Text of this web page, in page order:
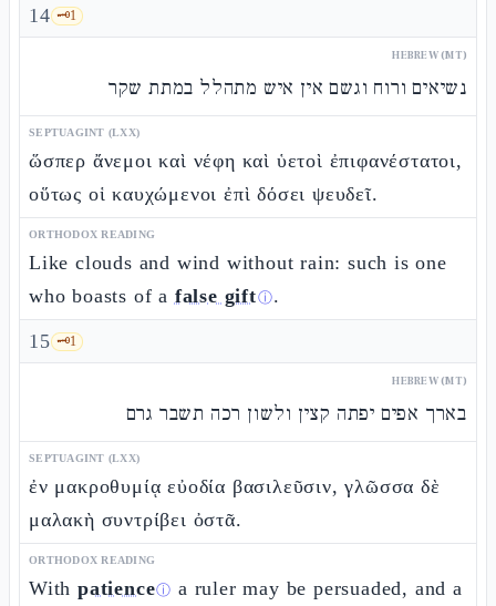
14 🗝️1
HEBREW (MT)
נשיאים ורוח וגשם אין איש מתהלל במתת שקר
SEPTUAGINT (LXX)
ὥσπερ ἄνεμοι καὶ νέφη καὶ ὑετοὶ ἐπιφανέστατοι,
οὕτως οἱ καυχώμενοι ἐπὶ δόσει ψευδεῖ.
ORTHODOX READING
Like clouds and wind without rain: such is one
who boasts of a false giftⓘ.
15 🗝️1
HEBREW (MT)
בארך אפים יפתה קצין ולשון רכה תשבר גרם
SEPTUAGINT (LXX)
ἐν μακροθυμίᾳ εὐοδία βασιλεῦσιν, γλῶσσα δὲ
μαλακὴ συντρίβει ὀστᾶ.
ORTHODOX READING
With patienceⓘ a ruler may be persuaded, and a